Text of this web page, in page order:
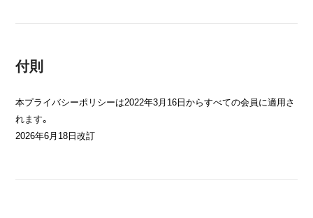
付則
本プライバシーポリシーは2022年3月16日からすべての会員に適用さ
れます。
2026年6月18日改訂